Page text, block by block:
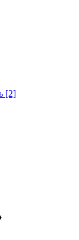
[2]